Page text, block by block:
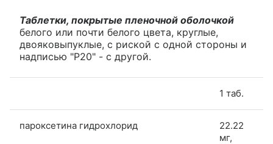
Таблетки, покрытые пленочной оболочкой
белого или почти белого цвета, круглые,
двояковыпуклые, с риской с одной стороны и
надписью "P20" - с другой.
1 таб.
пароксетина гидрохлорид
22.22
мг,